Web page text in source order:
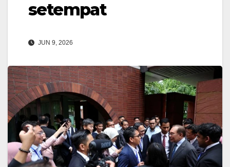
setempat
JUN 9, 2026